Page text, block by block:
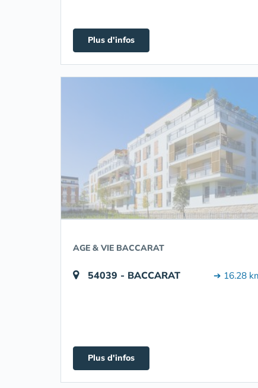
Plus d'infos
AGE & VIE BACCARAT
54039 - BACCARAT ➔ 16.28
Plus d'infos